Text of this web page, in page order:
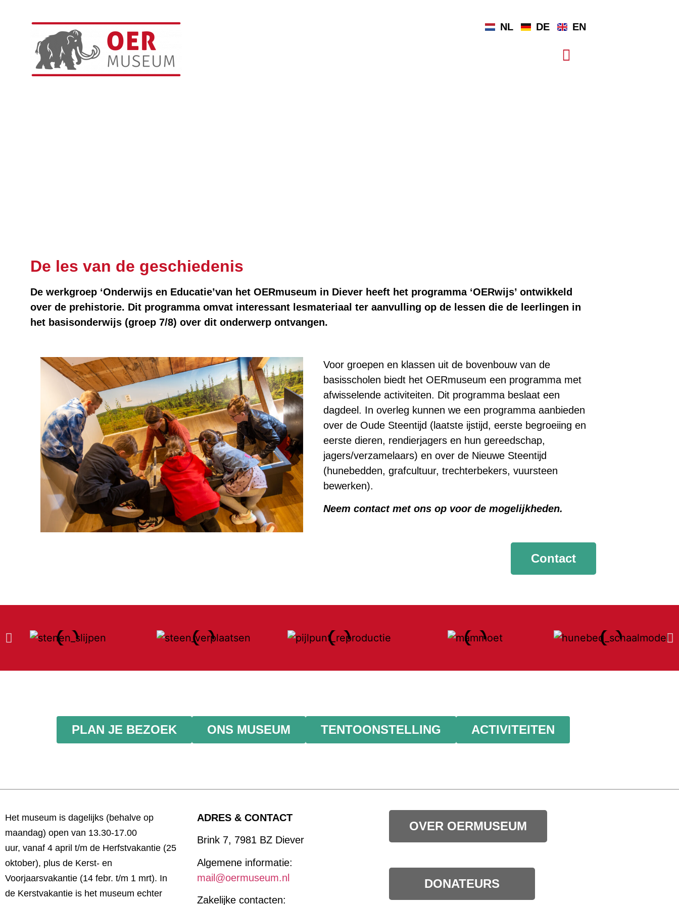
NL DE EN
De les van de geschiedenis
De werkgroep ‘Onderwijs en Educatie’van het OERmuseum in Diever heeft het programma ‘OERwijs’ ontwikkeld
over de prehistorie. Dit programma omvat interessant lesmateriaal ter aanvulling op de lessen die de leerlingen in
het basisonderwijs (groep 7/8) over dit onderwerp ontvangen.
Voor groepen en klassen uit de bovenbouw van de
basisscholen biedt het OERmuseum een programma met
afwisselende activiteiten. Dit programma beslaat een
dagdeel. In overleg kunnen we een programma aanbieden
over de Oude Steentijd (laatste ijstijd, eerste begroeiing en
eerste dieren, rendierjagers en hun gereedschap,
jagers/verzamelaars) en over de Nieuwe Steentijd
(hunebedden, grafcultuur, trechterbekers, vuursteen
bewerken).
Neem contact met ons op voor de mogelijkheden.
Contact
ONS MUSEUM TENTOONSTELLING ACTIVITEITEN
PLAN JE BEZOEK
Het museum is dagelijks (behalve op
maandag) open van 13.30-17.00
uur, vanaf 4 april t/m de Herfstvakantie (25
oktober), plus de Kerst- en
Voorjaarsvakantie (14 febr. t/m 1 mrt). In
de Kerstvakantie is het museum echter
ADRES & CONTACT
Brink 7, 7981 BZ Diever
Algemene informatie:
mail@oermuseum.nl
Zakelijke contacten:
OVER OERMUSEUM
DONATEURS